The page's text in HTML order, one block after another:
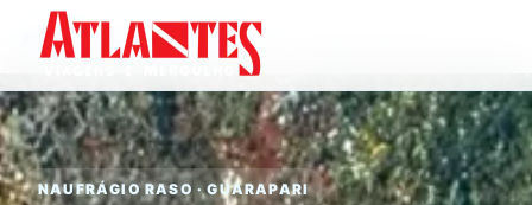
Atlantes › Pontos de Mergulho ›
NAUFRÁGIO RASO · GUARAPARI